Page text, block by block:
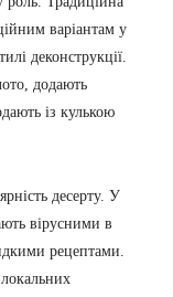
варіантам у
деконструкції.
додають
із кулькою
десерту. У
вірусними в
рецептами.